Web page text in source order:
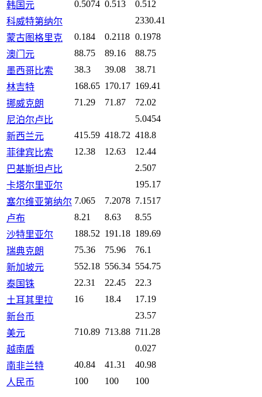
韩国元 0.5074 0.513
0.512
科威特第纳尔
2330.41
蒙古图格里克
0.184 0.2118 0.1978
澳门元
88.75 89.16
88.75
墨西哥比索
38.3 39.08
38.71
林吉特
168.65 170.17 169.41
挪威克朗
71.29 71.87
72.02
尼泊尔卢比
5.0454
新西兰元
415.59 418.72 418.8
菲律宾比索
12.38 12.63
12.44
巴基斯坦卢比
2.507
卡塔尔里亚尔
195.17
塞尔维亚第纳尔 7.065 7.2078 7.1517
卢布
8.21 8.63
8.55
沙特里亚尔
188.52 191.18 189.69
瑞典克朗
75.36 75.96
76.1
新加坡元
552.18 556.34 554.75
泰国铢
22.31 22.45
22.3
土耳其里拉
16 18.4
17.19
新台币
23.57
美元
710.89 713.88 711.28
越南盾
0.027
南非兰特
40.84 41.31
40.98
人民币
100 100 100